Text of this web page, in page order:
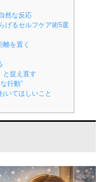
然な反応
げるセルフケア術5選
を置く
捉え直す
行動”
いてほしいこと